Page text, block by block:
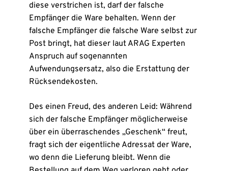
diese verstrichen ist, darf der falsche
Empfänger die Ware behalten. Wenn der
falsche Empfänger die falsche Ware selbst zur
Post bringt, hat dieser laut ARAG Experten
Anspruch auf sogenannten
Aufwendungsersatz, also die Erstattung der
Rücksendekosten.
Des einen Freud, des anderen Leid: Während
sich der falsche Empfänger möglicherweise
über ein überraschendes „Geschenk“ freut,
fragt sich der eigentliche Adressat der Ware,
wo denn die Lieferung bleibt. Wenn die